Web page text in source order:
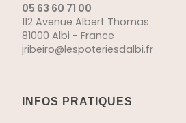
05 63 60 71 00
112 Avenue Albert Thomas
81000 Albi - France
jribeiro@lespoteriesdalbi.fr
INFOS PRATIQUES